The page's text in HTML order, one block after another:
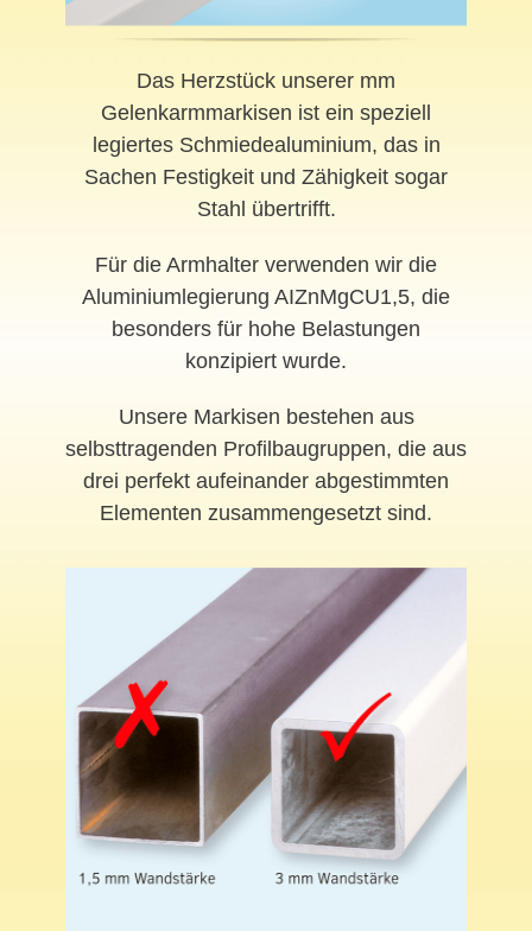
Das Herzstück unserer mm
Gelenkarmmarkisen ist ein speziell
legiertes Schmiedealuminium, das in
Sachen Festigkeit und Zähigkeit sogar
Stahl übertrifft.
Für die Armhalter verwenden wir die
Aluminiumlegierung AIZnMgCU1,5, die
besonders für hohe Belastungen
konzipiert wurde.
Unsere Markisen bestehen aus
selbsttragenden Profilbaugruppen, die aus
drei perfekt aufeinander abgestimmten
Elementen zusammengesetzt sind.